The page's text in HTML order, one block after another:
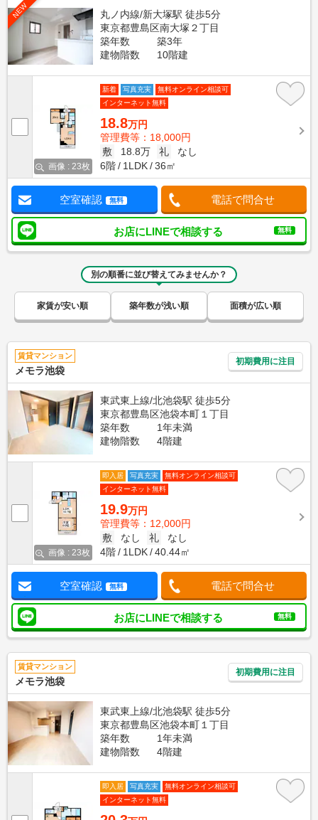
NEW
丸ノ内線/新大塚駅 徒歩5分
東京都豊島区南大塚２丁目
築年数
築3年
建物階数
10階建
画像 : 23枚
新着 写真充実
無料オンライン相談可
インターネット無料
18.8万円
管理費等：18,000円
敷
18.8万 礼
なし
6階
1LDK 36㎡
空室確認 無料 電話で問合せ
お店にLINEで相談する 無料
別の順番に並び替えてみませんか？
家賃が安い順 築年数が浅い順 面積が広い順
賃貸マンション
メモラ池袋
初期費用に注目
東武東上線/北池袋駅 徒歩5分
東京都豊島区池袋本町１丁目
築年数
1年未満
建物階数
4階建
画像 : 23枚
即入居 写真充実
無料オンライン相談可
インターネット無料
19.9万円
管理費等：12,000円
敷
なし 礼
なし
4階
1LDK 40.44㎡
空室確認 無料 電話で問合せ
お店にLINEで相談する 無料
賃貸マンション
メモラ池袋
初期費用に注目
東武東上線/北池袋駅 徒歩5分
東京都豊島区池袋本町１丁目
築年数
1年未満
建物階数
4階建
即入居 写真充実
無料オンライン相談可
インターネット無料